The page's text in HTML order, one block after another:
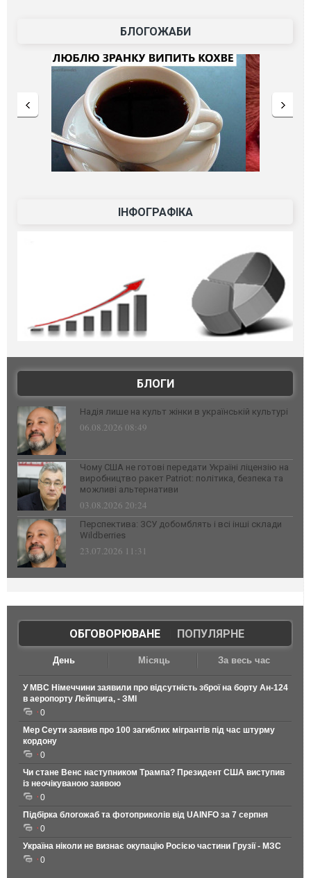
БЛОГОЖАБИ
ІНФОГРАФІКА
БЛОГИ
Надія лише на культ жінки в українській культурі
06.08.2026 08:49
Чому США не готові передати Україні ліцензію на
виробництво ракет Patriot: політика, безпека та
можливі альтернативи
03.08.2026 20:24
Перспектива: ЗСУ добомблять і всі інші склади
Wildberries
23.07.2026 11:31
ОБГОВОРЮВАНЕ| ПОПУЛЯРНЕ
День Місяць За весь час
У МВС Німеччини заявили про відсутність зброї на борту Ан-124
в аеропорту Лейпцига, - ЗМІ
0
Мер Сеути заявив про 100 загиблих мігрантів під час штурму
кордону
0
Чи стане Венс наступником Трампа? Президент США виступив
із неочікуваною заявою
0
Підбірка блогожаб та фотоприколів від UAINFO за 7 серпня
0
Україна ніколи не визнає окупацію Росією частини Грузії - МЗС
0